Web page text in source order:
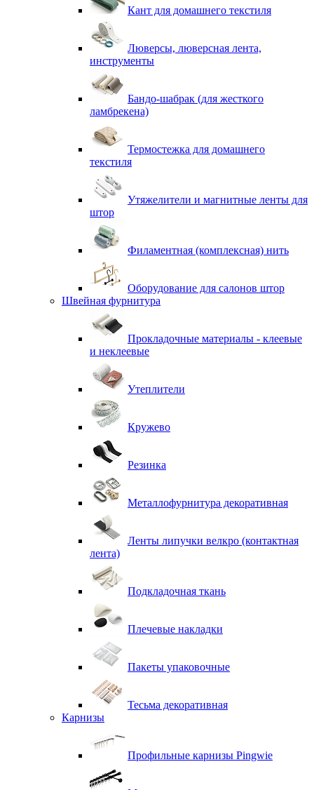
Кант для домашнего текстиля
Люверсы, люверсная лента,
инструменты
Бандо-шабрак (для жесткого
ламбрекена)
Термостежка для домашнего
текстиля
Утяжелители и магнитные ленты для
штор
Филаментная (комплексная) нить
Оборудование для салонов штор
Швейная фурнитура
Прокладочные материалы - клеевые
и неклеевые
Утеплители
Кружево
Резинка
Металлофурнитура декоративная
Ленты липучки велкро (контактная
лента)
Подкладочная ткань
Плечевые накладки
Пакеты упаковочные
Тесьма декоративная
Карнизы
Профильные карнизы Pingwie